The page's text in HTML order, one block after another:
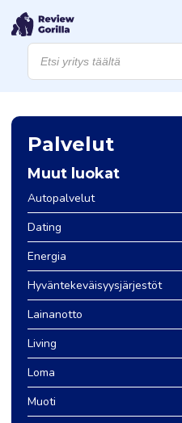
Products
search
Palvelut
Muut luokat
Autopalvelut
Dating
Energia
Hyväntekeväisyysjärjestöt
Lainanotto
Living
Loma
Muoti